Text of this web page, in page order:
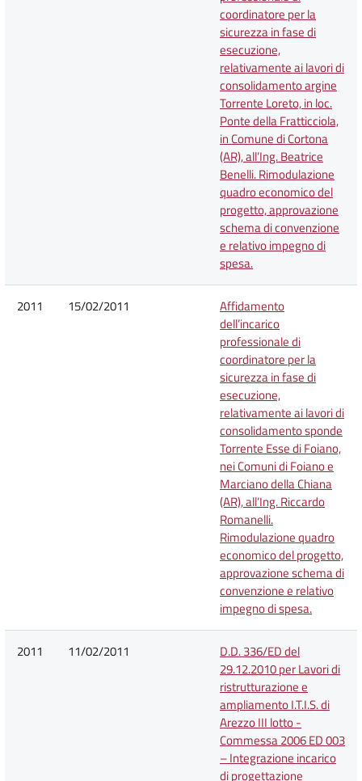
coordinatore per la
sicurezza in fase di
esecuzione,
relativamente ai lavori di
consolidamento argine
Torrente Loreto, in loc.
Ponte della Fratticciola,
in Comune di Cortona
(AR), all’Ing. Beatrice
Benelli. Rimodulazione
quadro economico del
progetto, approvazione
schema di convenzione
e relativo impegno di
spesa.
2011 15/02/2011
Affidamento
dell’incarico
professionale di
coordinatore per la
sicurezza in fase di
esecuzione,
relativamente ai lavori di
consolidamento sponde
Torrente Esse di Foiano,
nei Comuni di Foiano e
Marciano della Chiana
(AR), all’Ing. Riccardo
Romanelli.
Rimodulazione quadro
economico del progetto,
approvazione schema di
convenzione e relativo
impegno di spesa.
2011 11/02/2011
D.D. 336/ED del
29.12.2010 per Lavori di
ristrutturazione e
ampliamento I.T.I.S. di
Arezzo III lotto -
Commessa 2006 ED 003
– Integrazione incarico
di progettazione